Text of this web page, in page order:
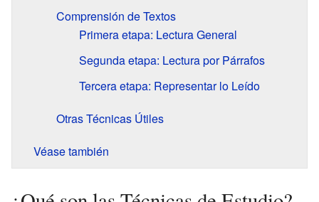
Comprensión de Textos
Primera etapa: Lectura General
Segunda etapa: Lectura por Párrafos
Tercera etapa: Representar lo Leído
Otras Técnicas Útiles
Véase también